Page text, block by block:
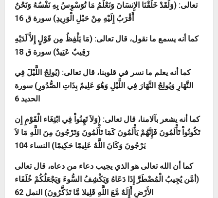
تعالى: (وَلَقَدْ خَلَقْنَا الإِنسَانَ وَنَعْلَمُ مَا تُوَسْوِسُ بِهِ نَفْسُهُ وَنَحْنُ
أَقْرَبُ إِلَيْهِ مِنْ حَبْلِ الْوَرِيدِ) سورة ق 16
كما أنه يسمع ما نقول، قال تعالى: (مَا يَلْفِظُ مِن قَوْلٍ إِلاَّ لَدَيْهِ
رَقِيبٌ عَتِيدٌ) سورة ق 18
كما أنه يعلم ما نسر في قلوبنا، قال تعالى: (يُولِجُ اللَّيْلَ فِي
النَّهَارِ وَيُولِجُ النَّهَارَ فِي اللَّيْلِ وَهُوَ عَلِيمٌ بِذَاتِ الصُّدُورِ ) سورة
الحديد 6
كما أنه يشعر بآلامنا، قال تعالى: (وَلاَ تَهِنُواْ فِي ابْتِغَاء الْقَوْمِ إِن
تَكُونُواْ تَأْلَمُونَ فَإِنَّهُمْ يَأْلَمُونَ كَمَا تَأْلَمُونَ وَتَرْجُونَ مِنَ اللَّهِ مَا لاَ
يَرْجُونَ وَكَانَ اللَّهُ عَلِيمًا حَكِيمًا) النساء 104
كما أن الله تعالى هو الذي يجيب دعاء من دعاه، قال تعالى
( أمَّن يُجِيبُ الْمُضْطَرَّ إِذَا دَعَاهُ وَيَكْشِفُ السُّوءَ وَيَجْعَلُكُمْ خُلَفَاء
الأَرْضِ أَإِلَهٌ مَّعَ اللَّهِ قَلِيلا مَّا تَذَكَّرُونَ) النمل 62